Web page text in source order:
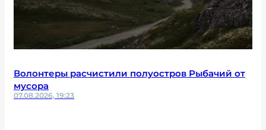
Волонтеры расчистили полуостров Рыбачий от
мусора
07.08.2026, 19:23